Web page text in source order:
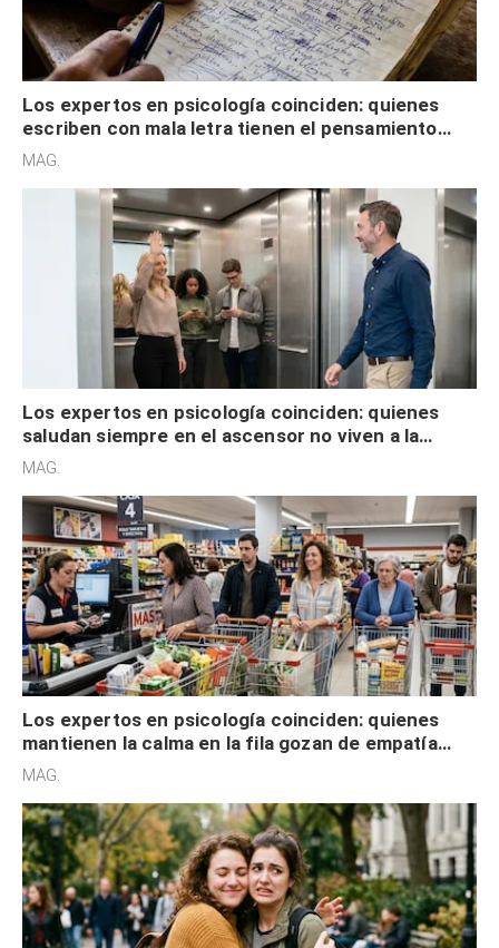
Los expertos en psicología coinciden: quienes
escriben con mala letra tienen el pensamiento
acelerado y no lo hacen por desinterés
MAG.
Los expertos en psicología coinciden: quienes
saludan siempre en el ascensor no viven a la
defensiva y tienen apertura social
MAG.
Los expertos en psicología coinciden: quienes
mantienen la calma en la fila gozan de empatía
cognitiva, gratitud y no solo tienen autocontrol
MAG.